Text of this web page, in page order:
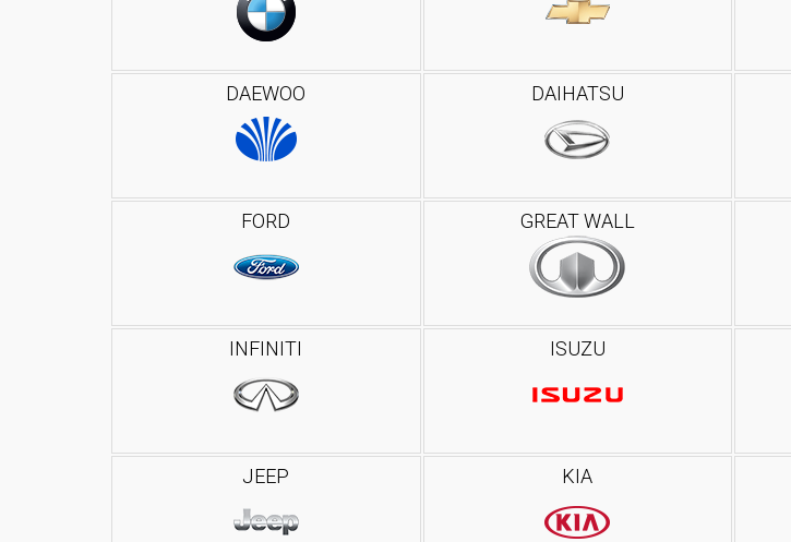
DAEWOO DAIHATSU
FORD GREAT WALL
INFINITI ISUZU
JEEP KIA